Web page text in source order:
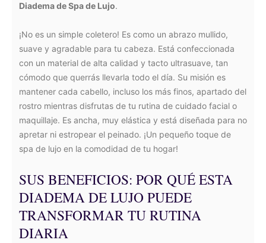
Diadema de Spa de Lujo.
¡No es un simple coletero! Es como un abrazo mullido,
suave y agradable para tu cabeza. Está confeccionada
con un material de alta calidad y tacto ultrasuave, tan
cómodo que querrás llevarla todo el día. Su misión es
mantener cada cabello, incluso los más finos, apartado del
rostro mientras disfrutas de tu rutina de cuidado facial o
maquillaje. Es ancha, muy elástica y está diseñada para no
apretar ni estropear el peinado. ¡Un pequeño toque de
spa de lujo en la comodidad de tu hogar!
SUS BENEFICIOS: POR QUÉ ESTA
DIADEMA DE LUJO PUEDE
TRANSFORMAR TU RUTINA
DIARIA